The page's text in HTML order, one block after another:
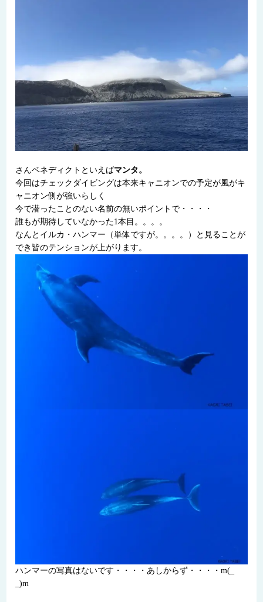
さんベネディクトといえばマンタ。
今回はチェックダイビングは本来キャニオンでの予定が風がキ
ャニオン側が強いらしく
今で潜ったことのない名前の無いポイントで・・・・
誰もが期待していなかった1本目。。。。
なんとイルカ・ハンマー（単体ですが。。。。）と見ることが
でき皆のテンションが上がります。
ハンマーの写真はないです・・・・あしからず・・・・m(_
_)m